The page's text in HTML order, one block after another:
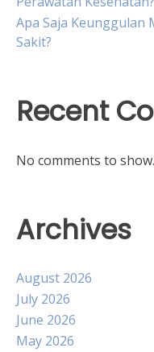
Apa Saja Keunggulan
Sakit?
Recent
No comments to show.
Archives
August 2026
July 2026
June 2026
May 2026